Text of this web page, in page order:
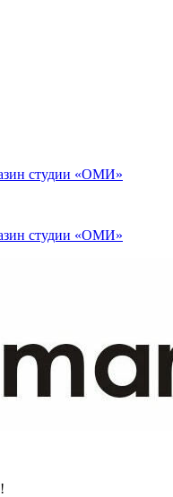
студии «ОМИ»
студии «ОМИ»